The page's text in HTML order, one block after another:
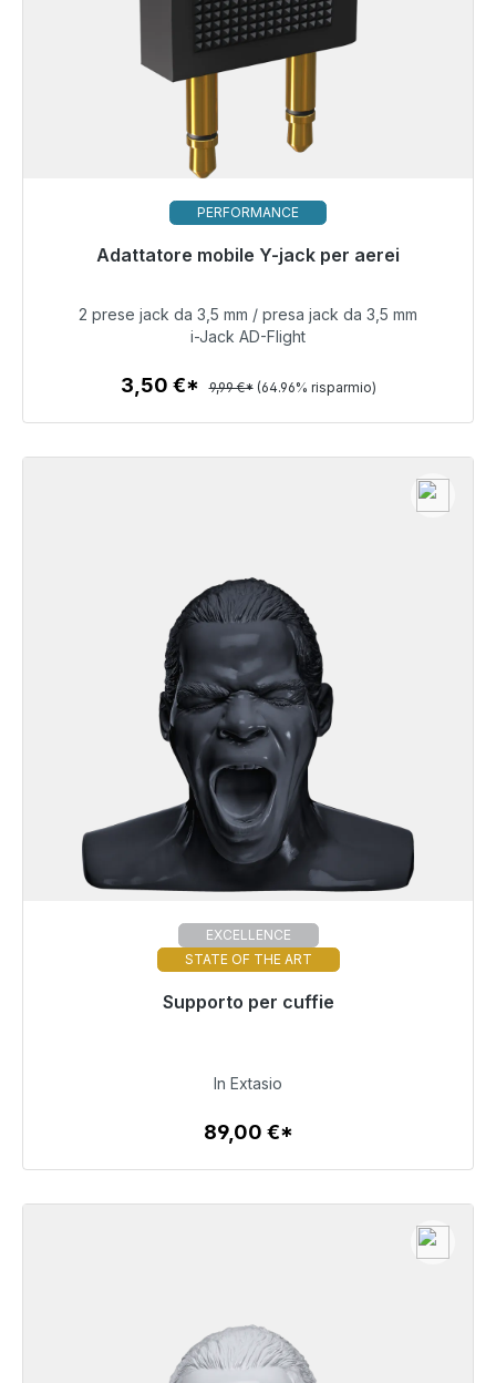
PERFORMANCE
Adattatore mobile Y-jack per aerei
Pronto per la spedizione immediata, tempo di
3,50 €
Dettagli
2 prese jack da 3,5 mm / presa jack da 3,5 mm
i-Jack AD-Flight
3,50 €* 9,99 €* (64.96% risparmio)
EXCELLENCE
STATE OF THE ART
Supporto per cuffie
Pronto per la spedizione immediata, tempo di
89,00 €
Dettagli
In Extasio
89,00 €*